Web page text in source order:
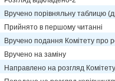
Вручено порівняльну таблицю
Прийнято в першому читанні
Вручено подання Комітету про
Вручено на заміну
Направлено на розгляд Комітету